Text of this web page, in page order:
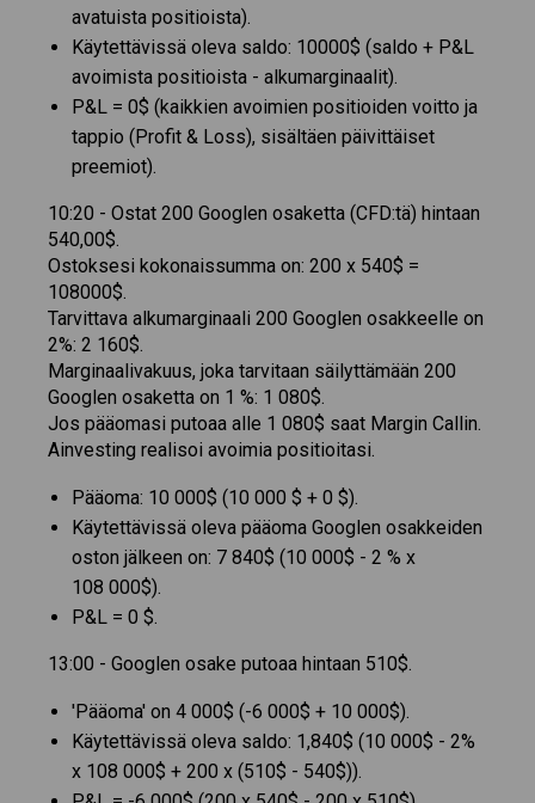
avatuista positioista).
Käytettävissä oleva saldo: 10000$ (saldo + P&L
avoimista positioista - alkumarginaalit).
P&L = 0$ (kaikkien avoimien positioiden voitto ja
tappio (Profit & Loss), sisältäen päivittäiset
preemiot).
10:20 - Ostat 200 Googlen osaketta (CFD:tä) hintaan
540,00$.
Ostoksesi kokonaissumma on: 200 x 540$ =
108000$.
Tarvittava alkumarginaali 200 Googlen osakkeelle on
2%: 2 160$.
Marginaalivakuus, joka tarvitaan säilyttämään 200
Googlen osaketta on 1 %: 1 080$.
Jos pääomasi putoaa alle 1 080$ saat Margin Callin.
Ainvesting realisoi avoimia positioitasi.
Pääoma: 10 000$ (10 000 $ + 0 $).
Käytettävissä oleva pääoma Googlen osakkeiden
oston jälkeen on: 7 840$ (10 000$ - 2 % x
108 000$).
P&L = 0 $.
13:00 - Googlen osake putoaa hintaan 510$.
'Pääoma' on 4 000$ (-6 000$ + 10 000$).
Käytettävissä oleva saldo: 1,840$ (10 000$ - 2%
x 108 000$ + 200 x (510$ - 540$)).